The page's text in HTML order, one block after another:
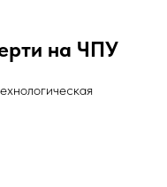
на ЧПУ